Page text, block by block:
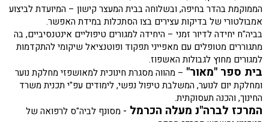
הממוקמת בהדר בחיפה, ובשלוחה בבית המעצר קישון – המיועדת לביצוע
אמבולטורי של בדיקות עצירים בצו הסתכלות במידת האפשר.
בביה"ח יחידה לדיור זמני – היחידה למגורים טיפוליים אינטנסיביים, בה
מתגוררים מטופלים עם מאפייני תפקוד ופוטנציאל שיקומי להתקדמות
למגורים מחוץ לגבולות האשפוז.
בית ספר "מאור" – מהווה מסגרת חינוכית למאושפזי מחלקת נוער
ומחלקת יום לנוער, המשלבת טיפול נפשי, לימודים עפ"י תכנית משרד
החינוך, והכנה תעסוקתית.
המרכז לברה"נ מעלה הכרמל - מסונף לביה"ס לרפואה של